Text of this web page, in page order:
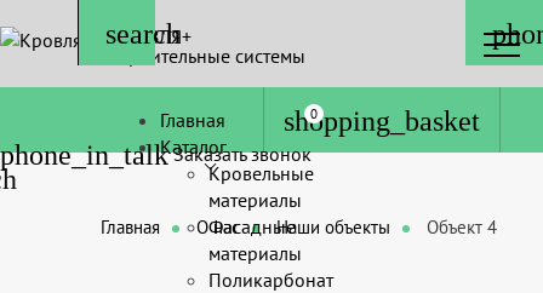
КРОВЛЯ+
Строительные системы
Заказать звонок
Главная
Каталог
Кровельные
материалы
Фасадные
материалы
Поликарбонат
0
Главная О нас Наши объекты Объект 4